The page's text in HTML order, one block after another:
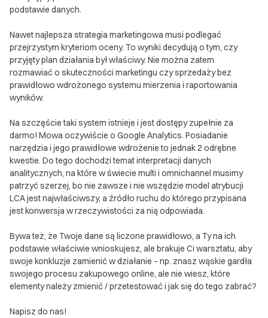
reklamacją. Jeżeli podane w reklamacji dane lub
informacje wymagają uzupełnienia przed
rozpatrzeniem reklamacji, Wykonawca zwróci się do
Zamawiającego na wskazany przez niego w
reklamacji adres e-mail o jej uzupełnienie we
wskazanym zakresie. Wykonawca zapozna się z
reklamacją w terminie 14 dni od daty otrzymania
prawidłowo sporządzonej reklamacji. Zamawiający
otrzyma informację o sposobie rozpatrzenia
reklamacji drogą korespondencji elektronicznej, na
adres podany przez niego w reklamacji. W przypadku
odrzucenia reklamacji Wykonawca powiadomi o tym
Klienta podając powody tej decyzji. Wykonawca
odpowiada wobec Zamawiającego, będącego
konsumentem w rozumieniu art. 221 Kodeksu
Cywilnego za niezgodność działań z Umową
(rękojmia), a także stosownie do przepisów ustawy z
dnia 30 maja 2014 r. o prawach konsumenta i art. 556 i
następne Kodeksu Cywilnego.
podstawie danych.
Nawet najlepsza strategia marketingowa musi podlegać
przejrzystym kryteriom oceny. To wyniki decydują o tym, czy
przyjęty plan działania był właściwy. Nie można zatem
rozmawiać o skuteczności marketingu czy sprzedaży bez
prawidłowo wdrożonego systemu mierzenia i raportowania
wyników.
Na szczęście taki system istnieje i jest dostępy zupełnie za
darmo! Mowa oczywiście o Google Analytics. Posiadanie
narzędzia i jego prawidłowe wdrożenie to jednak 2 odrębne
kwestie. Do tego dochodzi temat interpretacji danych
analitycznych, na które w świecie multi i omnichannel musimy
patrzyć szerzej, bo nie zawsze i nie wszędzie model atrybucji
LCA jest najwłaściwszy, a źródło ruchu do którego przypisana
jest konwersja w rzeczywistości za nią odpowiada.
Bywa też, że Twoje dane są liczone prawidłowo, a Ty na ich
podstawie właściwie wnioskujesz, ale brakuje Ci warsztatu, aby
swoje konkluzje zamienić w działanie – np. znasz wąskie gardła
swojego procesu zakupowego online, ale nie wiesz, które
elementy należy zmienić / przetestować i jak się do tego zabrać?
Napisz do nas!